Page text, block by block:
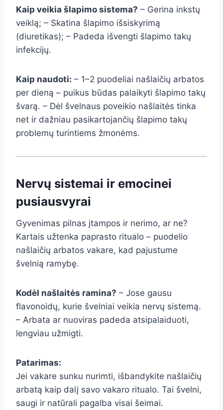
Kaip veikia šlapimo sistema? – Gerina inkstų
veiklą; – Skatina šlapimo išsiskyrimą
(diuretikas); – Padeda išvengti šlapimo takų
infekcijų.
Kaip naudoti: – 1–2 puodeliai našlaičių arbatos
per dieną – puikus būdas palaikyti šlapimo takų
švarą. – Dėl švelnaus poveikio našlaitės tinka
net ir dažniau pasikartojančių šlapimo takų
problemų turintiems žmonėms.
Nervų sistemai ir emocinei
pusiausvyrai
Gyvenimas pilnas įtampos ir nerimo, ar ne?
Kartais užtenka paprasto ritualo – puodelio
našlaičių arbatos vakare, kad pajustume
švelnią ramybę.
Kodėl našlaitės ramina? – Jose gausu
flavonoidų, kurie švelniai veikia nervų sistemą.
– Arbata ar nuoviras padeda atsipalaiduoti,
lengviau užmigti.
Patarimas:
Jei vakare sunku nurimti, išbandykite našlaičių
arbatą kaip dalį savo vakaro ritualo. Tai švelni,
saugi ir natūrali pagalba visai šeimai.